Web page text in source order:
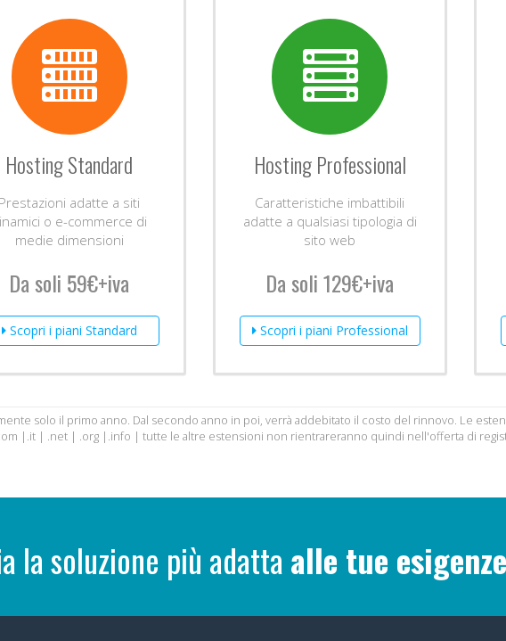
Hosting Standard
adatte a siti
o e-commerce di
medie dimensioni
Da soli 59€+iva
Scopri i piani Standard
Hosting Professional
Caratteristiche imbattibili
adatte a qualsiasi tipologia di
sito web
Da soli 129€+iva
Scopri i piani Professional
solo il primo anno. Dal secondo anno in poi, verrà addebitato il costo del rinnovo. Le
|.it | .net | .org |.info | tutte le altre estensioni non rientrareranno quindi nell'offerta di
la soluzione più adattaalle tue